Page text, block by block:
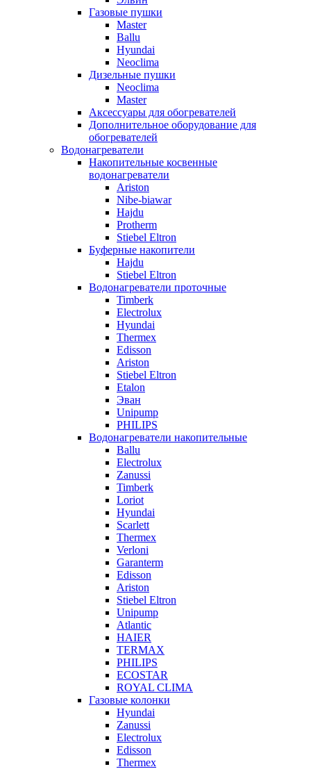
Газовые пушки
Master
Ballu
Hyundai
Neoclima
Дизельные пушки
Neoclima
Master
Аксессуары для обогревателей
Дополнительное оборудование для
обогревателей
Водонагреватели
Накопительные косвенные
водонагреватели
Ariston
Nibe-biawar
Hajdu
Protherm
Stiebel Eltron
Буферные накопители
Hajdu
Stiebel Eltron
Водонагреватели проточные
Timberk
Electrolux
Hyundai
Thermex
Edisson
Ariston
Stiebel Eltron
Etalon
Эван
Unipump
PHILIPS
Водонагреватели накопительные
Ballu
Electrolux
Zanussi
Timberk
Loriot
Hyundai
Scarlett
Thermex
Verloni
Garanterm
Edisson
Ariston
Stiebel Eltron
Unipump
Atlantic
HAIER
TERMAX
PHILIPS
ECOSTAR
ROYAL CLIMA
Газовые колонки
Hyundai
Zanussi
Electrolux
Edisson
Thermex